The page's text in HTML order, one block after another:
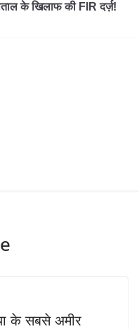
के खिलाफ की FIR दर्ज़!
के सबसे अमीर